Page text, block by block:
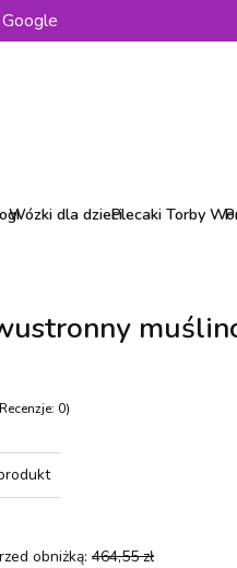
Wózki dla dzieciPlecaki Torby
0)
obniżką: 464,55 zł